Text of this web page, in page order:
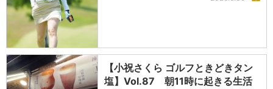
【小祝さくら ゴルフときどきタン
塩】Vol.87 朝11時に起きる生活